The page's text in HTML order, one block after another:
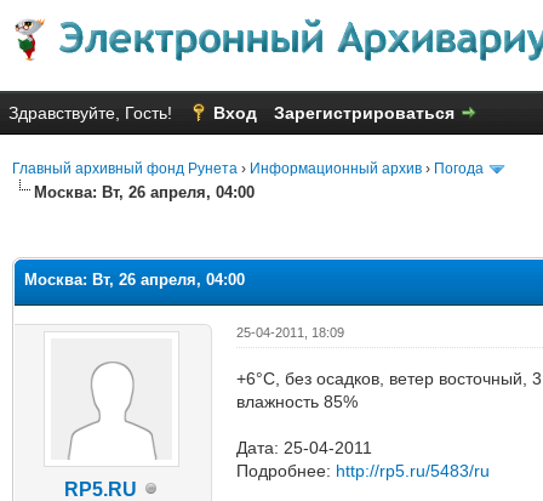
Здравствуйте, Гость! Вход Зарегистрироваться
Главный архивный фонд Рунета › Информационный архив › Погода
Москва: Вт, 26 апреля, 04:00
Москва: Вт, 26 апреля, 04:00
RP5.RU
25-04-2011, 18:09
+6°C, без осадков, ветер
влажность 85%
Дата: 25-04-2011
Подробнее: http://rp5.ru/5483/ru